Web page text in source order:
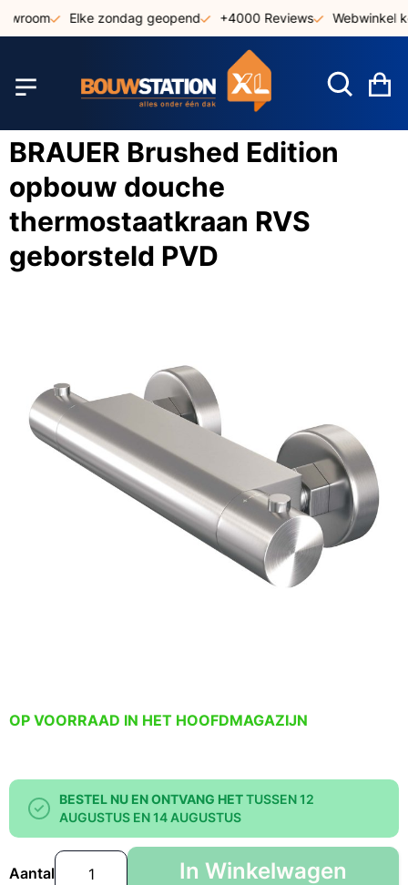
naar
Elke zondag geopend +4000 Reviews Webwinkel
BRAUER Brushed Edition
opbouw douche
thermostaatkraan RVS
geborsteld PVD
OP VOORRAAD IN HET HOOFDMAGAZIJN
BESTEL NU EN ONTVANG HETTUSSEN 12
AUGUSTUS EN 14 AUGUSTUS
Aantal In Winkelwagen